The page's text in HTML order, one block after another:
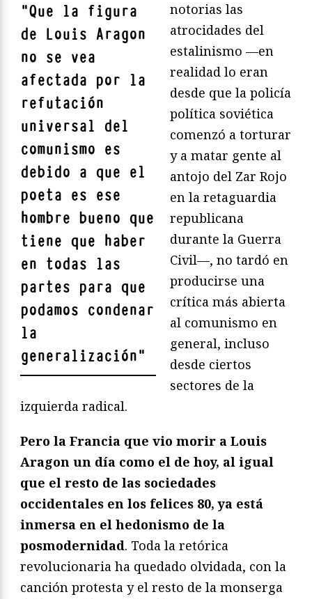
"Que la figura
de Louis Aragon
no se vea
afectada por la
refutación
universal del
comunismo es
debido a que el
poeta es ese
hombre bueno que
tiene que haber
en todas las
partes para que
podamos condenar
la
generalización"
notorias las
atrocidades del
estalinismo —en
realidad lo eran
desde que la policía
política soviética
comenzó a torturar
y a matar gente al
antojo del Zar Rojo
en la retaguardia
republicana
durante la Guerra
Civil—, no tardó en
producirse una
crítica más abierta
al comunismo en
general, incluso
desde ciertos
sectores de la
izquierda radical.
Pero la Francia que vio morir a Louis
Aragon un día como el de hoy, al igual
que el resto de las sociedades
occidentales en los felices 80, ya está
inmersa en el hedonismo de la
posmodernidad. Toda la retórica
revolucionaria ha quedado olvidada, con la
canción protesta y el resto de la monserga